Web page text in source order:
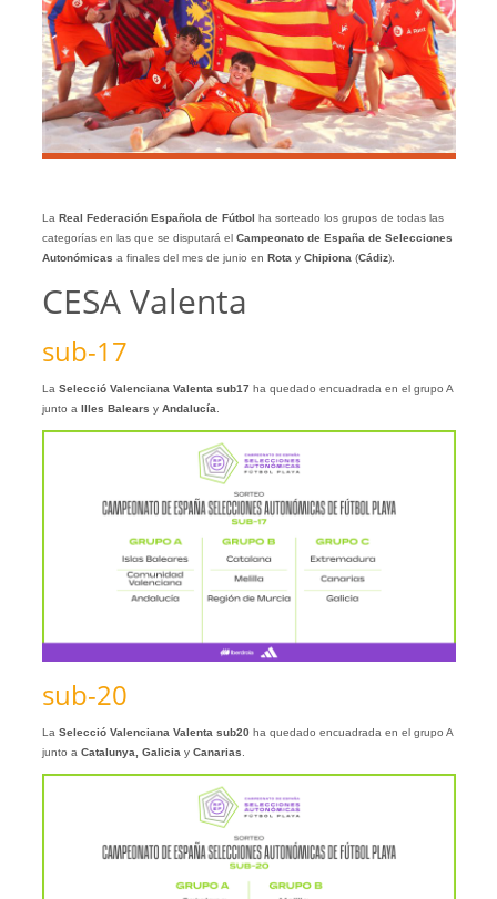
La Real Federación Española de Fútbol ha sorteado los grupos de todas las
categorías en las que se disputará el Campeonato de España de Selecciones
Autonómicas a finales del mes de junio en Rota y Chipiona (Cádiz).
CESA Valenta
sub-17
La Selecció Valenciana Valenta sub17 ha quedado encuadrada en el grupo A
junto a Illes Balears y Andalucía
sub-20
La Selecció Valenciana Valenta sub20 ha quedado encuadrada en el grupo A
junto a Catalunya, Galiciay Canarias.